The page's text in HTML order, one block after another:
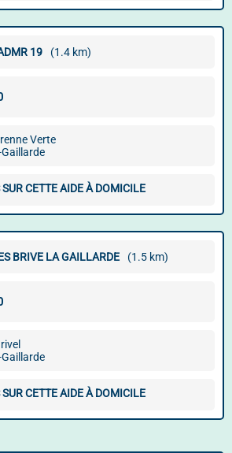
19 (1.4 km)
Verte
CETTE AIDE À DOMICILE
BRIVE LA GAILLARDE (1.5 km)
CETTE AIDE À DOMICILE